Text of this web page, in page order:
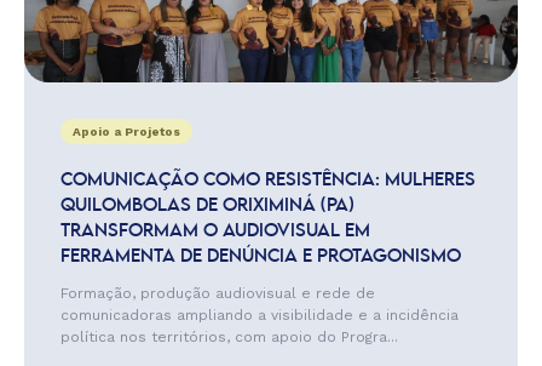
Apoio a Projetos
COMUNICAÇÃO COMO RESISTÊNCIA: MULHERES
QUILOMBOLAS DE ORIXIMINÁ (PA)
TRANSFORMAM O AUDIOVISUAL EM
FERRAMENTA DE DENÚNCIA E PROTAGONISMO
Formação, produção audiovisual e rede de
comunicadoras ampliando a visibilidade e a incidência
política nos territórios, com apoio do Progra...